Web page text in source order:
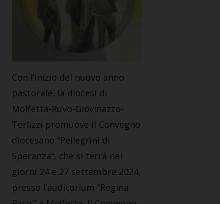
Con l’inizio del nuovo anno
pastorale, la diocesi di
Molfetta-Ruvo-Giovinazzo-
Terlizzi promuove il Convegno
diocesano “Pellegrini di
Speranza”, che si terrà nei
giorni 24 e 27 settembre 2024,
presso l’auditorium “Regina